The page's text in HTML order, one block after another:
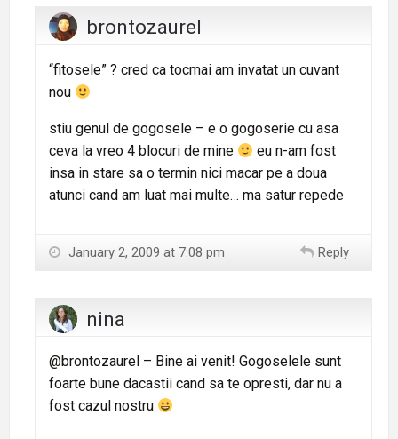
brontozaurel
“fitosele” ? cred ca tocmai am invatat un cuvant
nou
stiu genul de gogosele – e o gogoserie cu asa
ceva la vreo 4 blocuri de mine
eu n-am fost
insa in stare sa o termin nici macar pe a doua
atunci cand am luat mai multe… ma satur repede
January 2, 2009 at 7:08 pm Reply
nina
@brontozaurel – Bine ai venit! Gogoselele sunt
foarte bune dacastii cand sa te opresti, dar nu a
fost cazul nostru